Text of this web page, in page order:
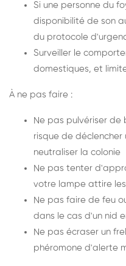
Si une personne du
disponibilité de son
du protocole
Surveiller le
domestiques, et
À ne pas faire :
Ne pas pulvériser de
risque de
neutraliser la colonie
Ne pas tenter
votre lampe attire les
Ne pas faire de feu
dans le cas d'un nid
Ne pas écraser un
phéromone d'alerte